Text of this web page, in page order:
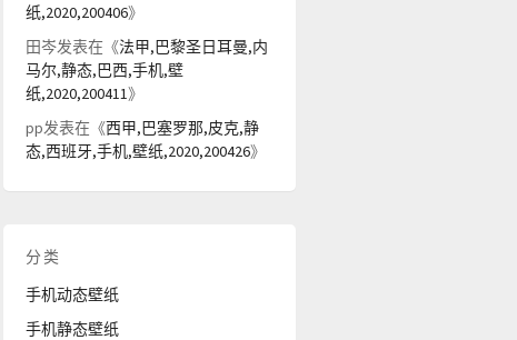
纸,2020,200406》
田岑发表在《法甲,巴黎圣日耳曼,内
马尔,静态,巴西,手机,壁
纸,2020,200411》
pp发表在《西甲,巴塞罗那,皮克,静
态,西班牙,手机,壁纸,2020,200426》
分类
手机动态壁纸
手机静态壁纸